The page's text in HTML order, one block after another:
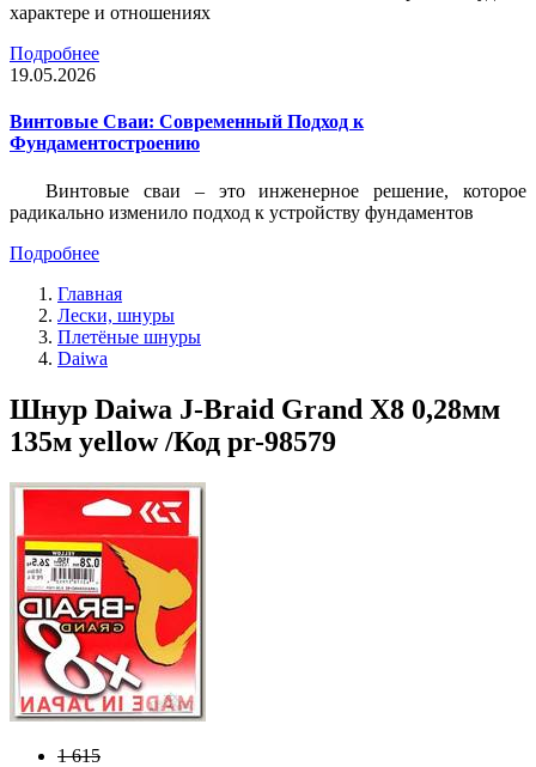
характере и отношениях
Подробнее
19.05.2026
Винтовые Сваи: Современный Подход к
Фундаментостроению
Винтовые сваи – это инженерное решение, которое
радикально изменило подход к устройству фундаментов
Подробнее
Главная
Лески, шнуры
Плетёные шнуры
Daiwa
Шнур Daiwa J-Braid Grand X8 0,28мм
135м yellow /Код pr-98579
1 615